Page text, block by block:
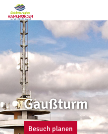
Gaußturm
Besuch planen